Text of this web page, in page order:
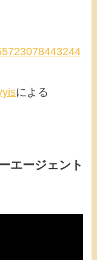
による
エージェント